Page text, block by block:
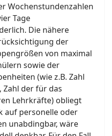
Wochenstundenzahlen
Tage
Die nähere
der
von maximal
sowie der
(wie z.B. Zahl
Zahl der für das
Lehrkräfte) obliegt
auf personelle oder
unabdingbar, wäre